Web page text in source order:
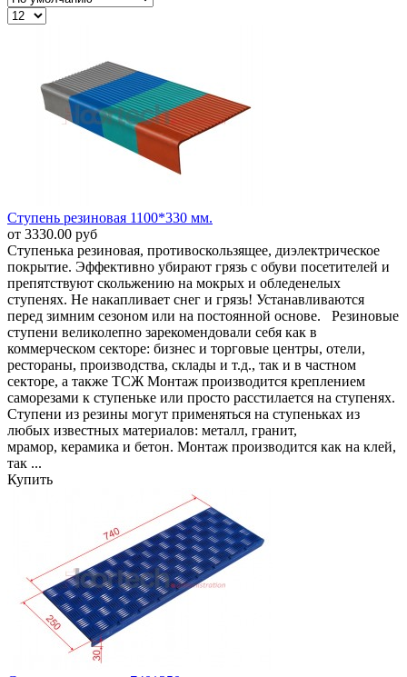
Ступень резиновая 1100*330 мм.
от 3330.00 руб
Ступенька резиновая, противоскользящее, диэлектрическое
покрытие. Эффективно убирают грязь с обуви посетителей и
препятствуют скольжению на мокрых и обледенелых
ступенях. Не накапливает снег и грязь! Устанавливаются
перед зимним сезоном или на постоянной основе. Резиновые
ступени великолепно зарекомендовали себя как в
коммерческом секторе: бизнес и торговые центры, отели,
рестораны, производства, склады и т.д., так и в частном
секторе, а также ТСЖ Монтаж производится креплением
саморезами к ступеньке или просто расстилается на ступенях.
Ступени из резины могут применяться на ступеньках из
любых известных материалов: металл, гранит,
мрамор, керамика и бетон. Монтаж производится как на клей,
так ...
Купить